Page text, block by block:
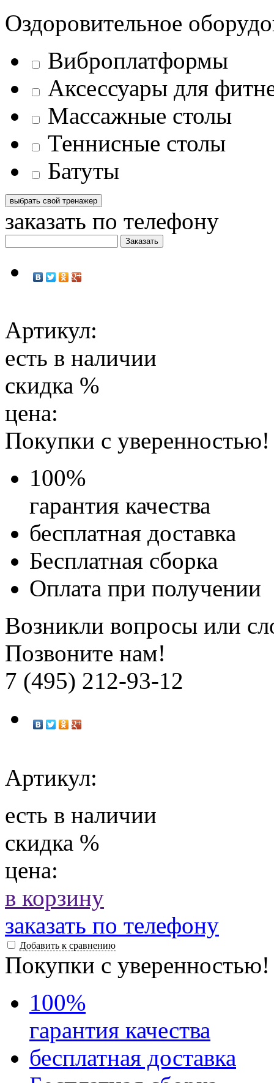
Оздоровительное
Виброплатформы
Аксессуары для
Массажные столы
Теннисные столы
Батуты
заказать по телефону
Артикул:
есть в наличии
скидка %
цена:
Покупки с уверенностью!
100%
гарантия качества
бесплатная доставка
Бесплатная сборка
Оплата при получении
Возникли вопросы или
Позвоните нам!
7 (495) 212-93-12
Артикул:
есть в наличии
скидка %
цена:
в корзину
заказать по телефону
Добавить к сравнению
Покупки с уверенностью!
100%
гарантия качества
бесплатная доставка